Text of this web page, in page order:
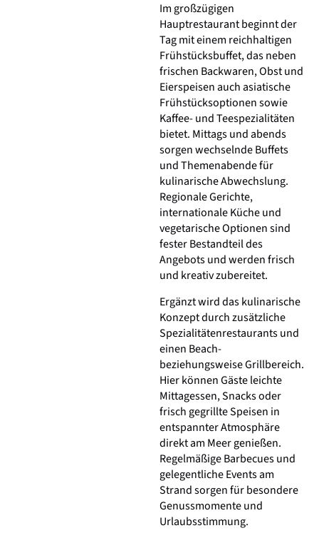
Im großzügigen
Hauptrestaurant beginnt der
Tag mit einem reichhaltigen
Frühstücksbuffet, das neben
frischen Backwaren, Obst und
Eierspeisen auch asiatische
Frühstücksoptionen sowie
Kaffee- und Teespezialitäten
bietet. Mittags und abends
sorgen wechselnde Buffets
und Themenabende für
kulinarische Abwechslung.
Regionale Gerichte,
internationale Küche und
vegetarische Optionen sind
fester Bestandteil des
Angebots und werden frisch
und kreativ zubereitet.
Ergänzt wird das kulinarische
Konzept durch zusätzliche
Spezialitätenrestaurants und
einen Beach-
beziehungsweise Grillbereich.
Hier können Gäste leichte
Mittagessen, Snacks oder
frisch gegrillte Speisen in
entspannter Atmosphäre
direkt am Meer genießen.
Regelmäßige Barbecues und
gelegentliche Events am
Strand sorgen für besondere
Genussmomente und
Urlaubsstimmung.